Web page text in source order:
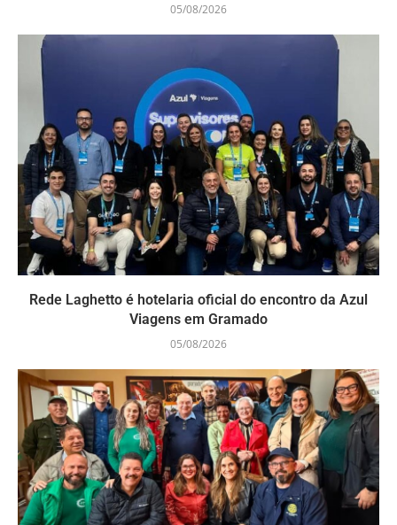
05/08/2026
Rede Laghetto é hotelaria oficial do encontro da Azul
Viagens em Gramado
05/08/2026